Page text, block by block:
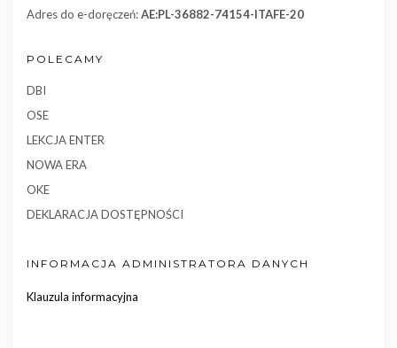
Adres do e-doręczeń:AE:PL-36882-74154-ITAFE-20
POLECAMY
DBI
OSE
LEKCJA ENTER
NOWA ERA
OKE
DEKLARACJA DOSTĘPNOŚCI
INFORMACJA ADMINISTRATORA DANYCH
Klauzula informacyjna